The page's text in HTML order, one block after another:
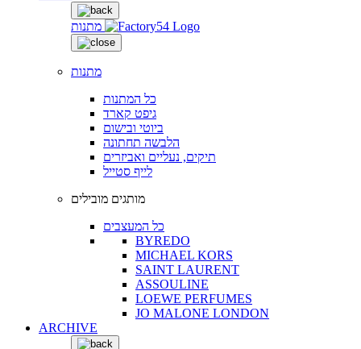
מתנות
מתנות
כל המתנות
גיפט קארד
ביוטי ובישום
הלבשה תחתונה
תיקים, נעליים ואביזרים
לייף סטייל
מותגים מובילים
כל המעצבים
BYREDO
MICHAEL KORS
SAINT LAURENT
ASSOULINE
LOEWE PERFUMES
JO MALONE LONDON
ARCHIVE